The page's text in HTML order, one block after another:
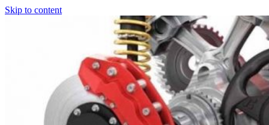
Skip to content